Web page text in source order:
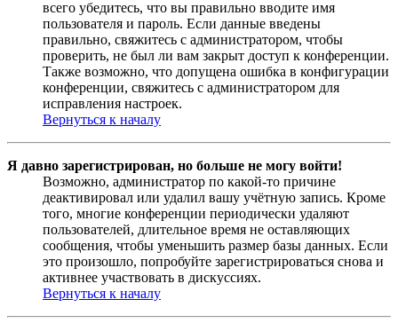
всего убедитесь, что вы правильно вводите имя
пользователя и пароль. Если данные введены
правильно, свяжитесь с администратором, чтобы
проверить, не был ли вам закрыт доступ к конференции.
Также возможно, что допущена ошибка в конфигурации
конференции, свяжитесь с администратором для
исправления настроек.
Вернуться к началу
Я давно зарегистрирован, но больше не могу войти!
Возможно, администратор по какой-то причине
деактивировал или удалил вашу учётную запись. Кроме
того, многие конференции периодически удаляют
пользователей, длительное время не оставляющих
сообщения, чтобы уменьшить размер базы данных. Если
это произошло, попробуйте зарегистрироваться снова и
активнее участвовать в дискуссиях.
Вернуться к началу